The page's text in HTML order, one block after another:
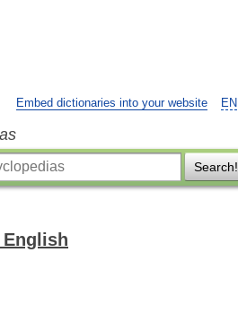
EN
Embed dictionaries into your website
Search!